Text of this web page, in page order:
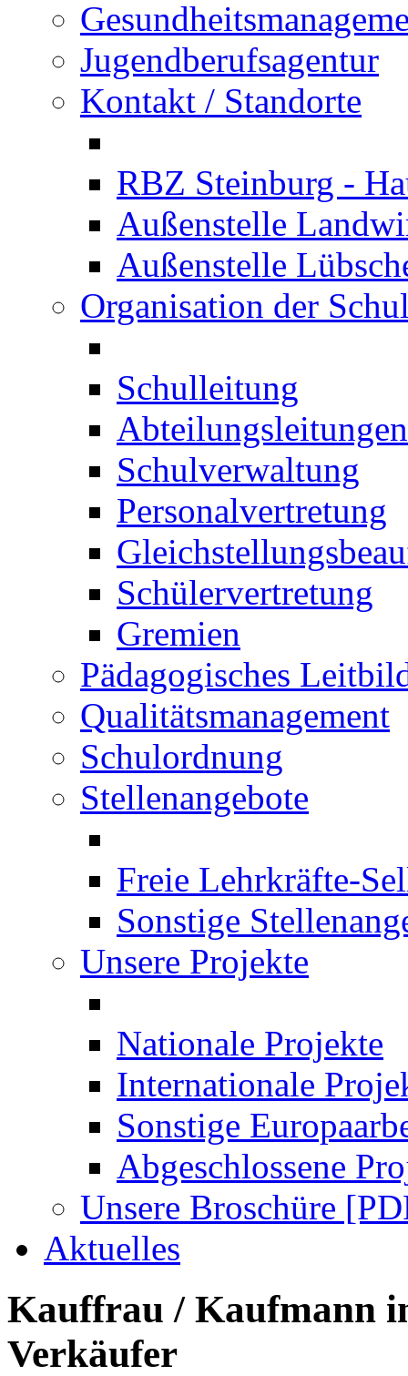
Jugendberufsagentur
Kontakt / Standorte
RBZ Steinburg -
Außenstelle
Außenstelle
Organisation der
Schulleitung
Abteilungsleitungen
Schulverwaltung
Personalvertretung
Schülervertretung
Gremien
Pädagogisches
Qualitätsmanagement
Schulordnung
Stellenangebote
Freie Lehrkräfte-
Sonstige
Unsere Projekte
Nationale Projekte
Internationale
Sonstige
Abgeschlossene
Unsere Broschüre
Aktuelles
Kauffrau / Kaufmann
Verkäufer